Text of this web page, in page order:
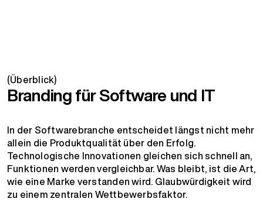
(Überblick)
Branding für Software und IT
In der Softwarebranche entscheidet längst nicht mehr
allein die Produktqualität über den Erfolg.
Technologische Innovationen gleichen sich schnell an,
Funktionen werden vergleichbar. Was bleibt, ist die Art,
wie eine Marke verstanden wird. Glaubwürdigkeit wird
zu einem zentralen Wettbewerbsfaktor.